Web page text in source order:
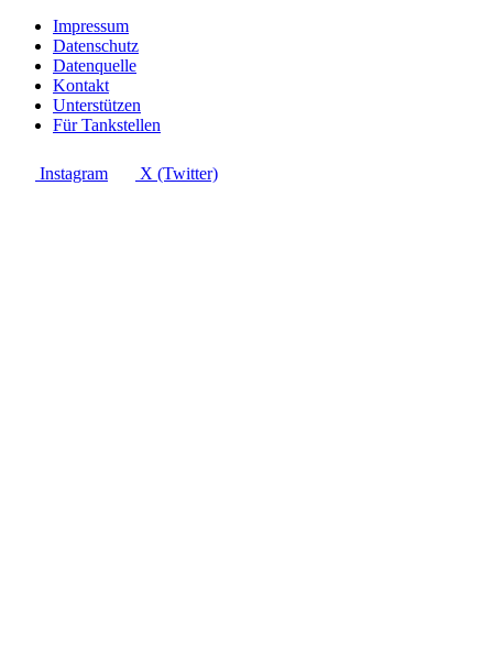
Impressum
Datenschutz
Datenquelle
Kontakt
Unterstützen
Für Tankstellen
Instagram X (Twitter)